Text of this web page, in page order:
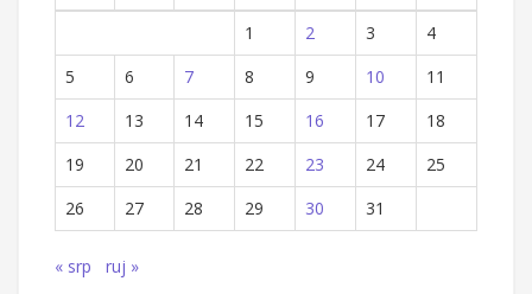
1
2 3
4
5
6 7 8 9 10
11
12
13 14 15 16 17
18
19
20 21 22 23 24
25
26
27 28 29 30 31
« srp ruj »